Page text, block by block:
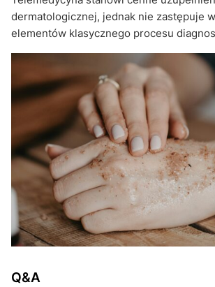
dermatologicznej, jednak nie zastępuje
elementów klasycznego procesu
Q&A